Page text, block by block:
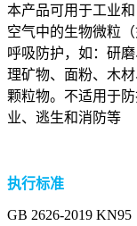
本产品可用于工业
空气中的生物微粒
呼吸防护，如：研
理矿物、面粉、木
颗粒物。不适用于
业、逃生和消防等
执行标准
GB 2626-2019 KN95